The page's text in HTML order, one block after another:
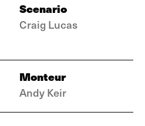
Scenario
Craig Lucas
Monteur
Andy Keir